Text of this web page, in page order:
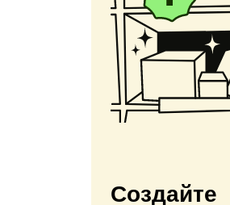
Создайте